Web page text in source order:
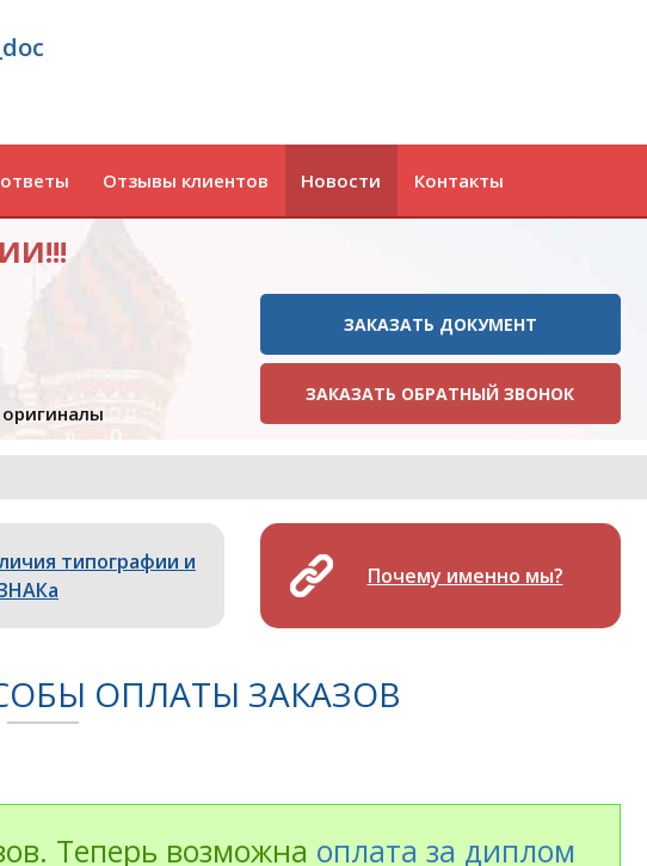
Отзывы клиентов Новости Контакты
ЗАКАЗАТЬ ДОКУМЕНТ
ЗАКАЗАТЬ ОБРАТНЫЙ ЗВОНОК
типографии и
Почему именно мы?
ОПЛАТЫ ЗАКАЗОВ
Теперь возможна оплата за диплом